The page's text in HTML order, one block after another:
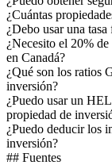
¿Cuántas
¿Debo usar una
¿Necesito el 20%
en Canadá?
¿Qué son los ratios
inversión?
¿Puedo usar un
propiedad de
¿Puedo deducir los
inversión?
## Fuentes